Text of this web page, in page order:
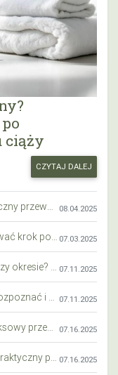
ciąży
CZYTAJ DALEJ
08.04.2025
07.03.2025
07.11.2025
07.11.2025
07.16.2025
07.16.2025